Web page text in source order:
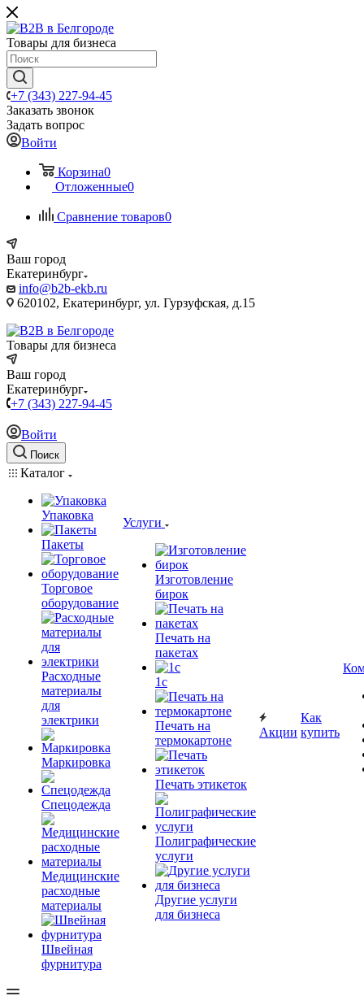
Товары для бизнеса
+7 (343) 227-94-45
Заказать звонок
Задать вопрос
Войти
Корзина0
Отложенные0
Сравнение товаров0
Ваш город
Екатеринбург
info@b2b-ekb.ru
620102, Екатеринбург, ул. Гурзуфская, д.15
Товары для бизнеса
Ваш город
Екатеринбург
+7 (343) 227-94-45
Войти
Поиск
Каталог
Упаковка
Пакеты
Торговое
оборудование
Расходные
материалы
для
электрики
Маркировка
Спецодежда
Медицинские
расходные
материалы
Швейная
фурнитура
Услуги
Изготовление
бирок
Печать на
пакетах
1c
Печать на
термокартоне
Печать этикеток
Полиграфические
услуги
Другие услуги
для бизнеса
Акции
Как
купить